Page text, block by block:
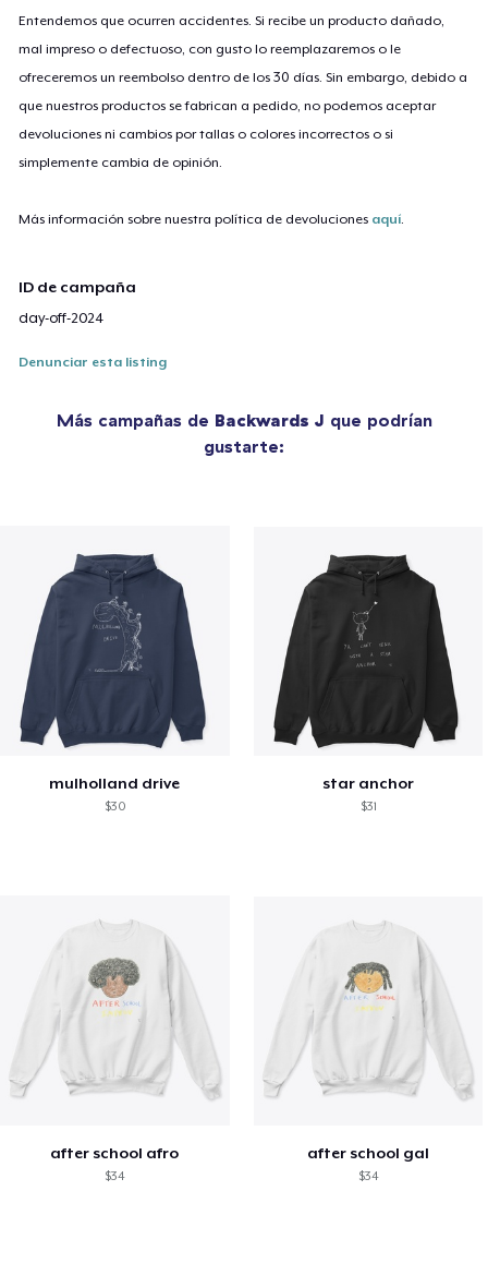
Entendemos que ocurren accidentes. Si recibe un producto dañado,
mal impreso o defectuoso, con gusto lo reemplazaremos o le
ofreceremos un reembolso dentro de los 30 días. Sin embargo, debido a
que nuestros productos se fabrican a pedido, no podemos aceptar
devoluciones ni cambios por tallas o colores incorrectos o si
simplemente cambia de opinión.
Más información sobre nuestra política de devoluciones aquí
ID de campaña
day-off-2024
Denunciar esta listing
Más campañas de Backwards J que podrían
gustarte:
mulholland drive
$30
star anchor
$31
after school afro
$34
after school gal
$34